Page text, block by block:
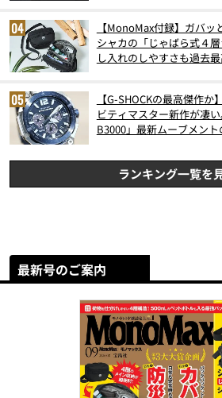
【MonoMax付録】ガバッ
シャカの「じゃばら式４
し入れのしやすさも過去
【G-SHOCKの最高傑作
ビティマスター新作が凄
B3000」最新ムーブメント
ランキング一覧を
最新号のご案内